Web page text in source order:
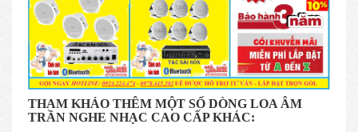
THAM KHẢO THÊM MỘT SỐ DÒNG LOA ÂM
TRẦN NGHE NHẠC CAO CẤP KHÁC: